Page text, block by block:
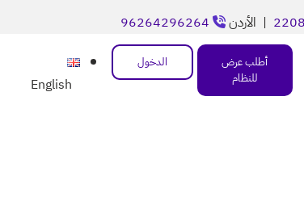
| الأردن
أطلب عرض
للنظام
الدخول
English